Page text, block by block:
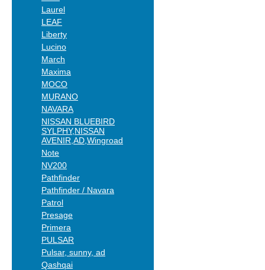
Laurel
LEAF
Liberty
Lucino
March
Maxima
MOCO
MURANO
NAVARA
NISSAN BLUEBIRD
SYLPHY,NISSAN
AVENIR,AD,Wingroad
Note
NV200
Pathfinder
Pathfinder / Navara
Patrol
Presage
Primera
PULSAR
Pulsar, sunny, ad
Qashqai